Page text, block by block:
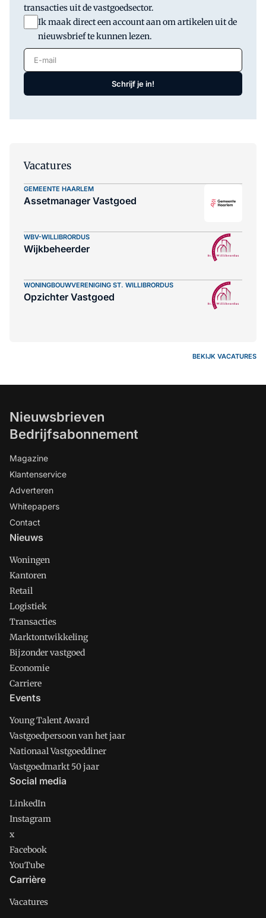
transacties uit de vastgoedsector.
Ik maak direct een account aan om artikelen uit de
nieuwsbrief te kunnen lezen.
E-mail
Schrijf je in!
Vacatures
GEMEENTE HAARLEM
Assetmanager Vastgoed
WBV-WILLIBRORDUS
Wijkbeheerder
WONINGBOUWVERENIGING ST. WILLIBRORDUS
Opzichter Vastgoed
BEKIJK VACATURES
Nieuwsbrieven
Bedrijfsabonnement
Magazine
Klantenservice
Adverteren
Whitepapers
Contact
Nieuws
Woningen
Kantoren
Retail
Logistiek
Transacties
Marktontwikkeling
Bijzonder vastgoed
Economie
Carriere
Events
Young Talent Award
Vastgoedpersoon van het jaar
Nationaal Vastgoeddiner
Vastgoedmarkt 50 jaar
Social media
LinkedIn
Instagram
x
Facebook
YouTube
Carrière
Vacatures